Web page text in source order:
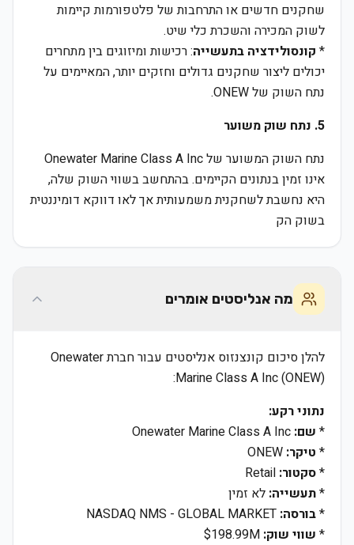
שחקנים חדשים או התרחבות של פלטפורמות קיימות
לשוק המכירה והשכרת כלי שיט.
* קונסולידציה בתעשייה: רכישות ומיזוגים בין מתחרים
יכולים ליצור שחקנים גדולים וחזקים יותר, המאיימים על
נתח השוק של ONEW.
5. נתח שוק משוער
נתח השוק המשוער של Onewater Marine Class A Inc
אינו זמין בנתונים הקיימים. בהתחשב בשווי השוק שלה,
היא נחשבת לשחקנית משמעותית אך לאו דווקא דומיננטית
בשוק הק
מה אנליסטים אומרים
להלן סיכום קונצנזוס אנליסטים עבור חברת Onewater
Marine Class A Inc (ONEW):
נתוני רקע:
* שם:
* טיקר:
*סקטור:
*תעשייה: לא זמין
*בורסה:
* שווי שוק: